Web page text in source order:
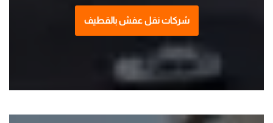
شركات نقل عفش بالقطيف